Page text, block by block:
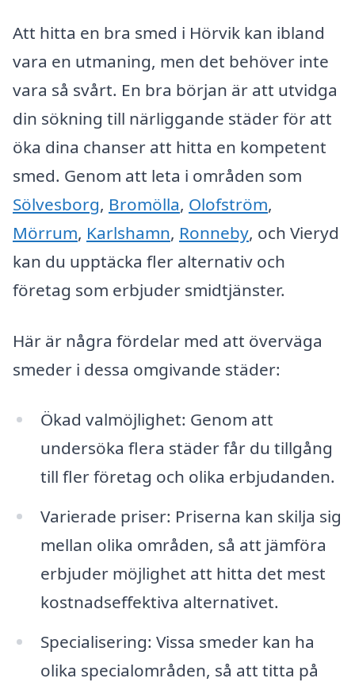
Att hitta en bra smed i Hörvik kan ibland
vara en utmaning, men det behöver inte
vara så svårt. En bra början är att utvidga
din sökning till närliggande städer för att
öka dina chanser att hitta en kompetent
smed. Genom att leta i områden som
Sölvesborg, Bromölla, Olofström,
Mörrum, Karlshamn, Ronneby, och Vieryd
kan du upptäcka fler alternativ och
företag som erbjuder smidtjänster.
Här är några fördelar med att överväga
smeder i dessa omgivande städer:
Ökad valmöjlighet: Genom att
undersöka flera städer får du tillgång
till fler företag och olika erbjudanden.
Varierade priser: Priserna kan skilja sig
mellan olika områden, så att jämföra
erbjuder möjlighet att hitta det mest
kostnadseffektiva alternativet.
Specialisering: Vissa smeder kan ha
olika specialområden, så att titta på